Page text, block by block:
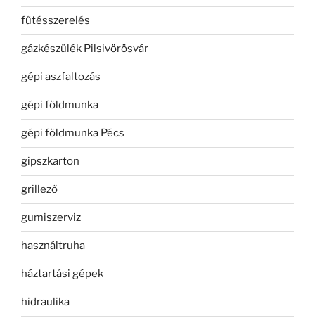
fűtésszerelés
gázkészülék Pilsivörösvár
gépi aszfaltozás
gépi földmunka
gépi földmunka Pécs
gipszkarton
grillező
gumiszerviz
használtruha
háztartási gépek
hidraulika